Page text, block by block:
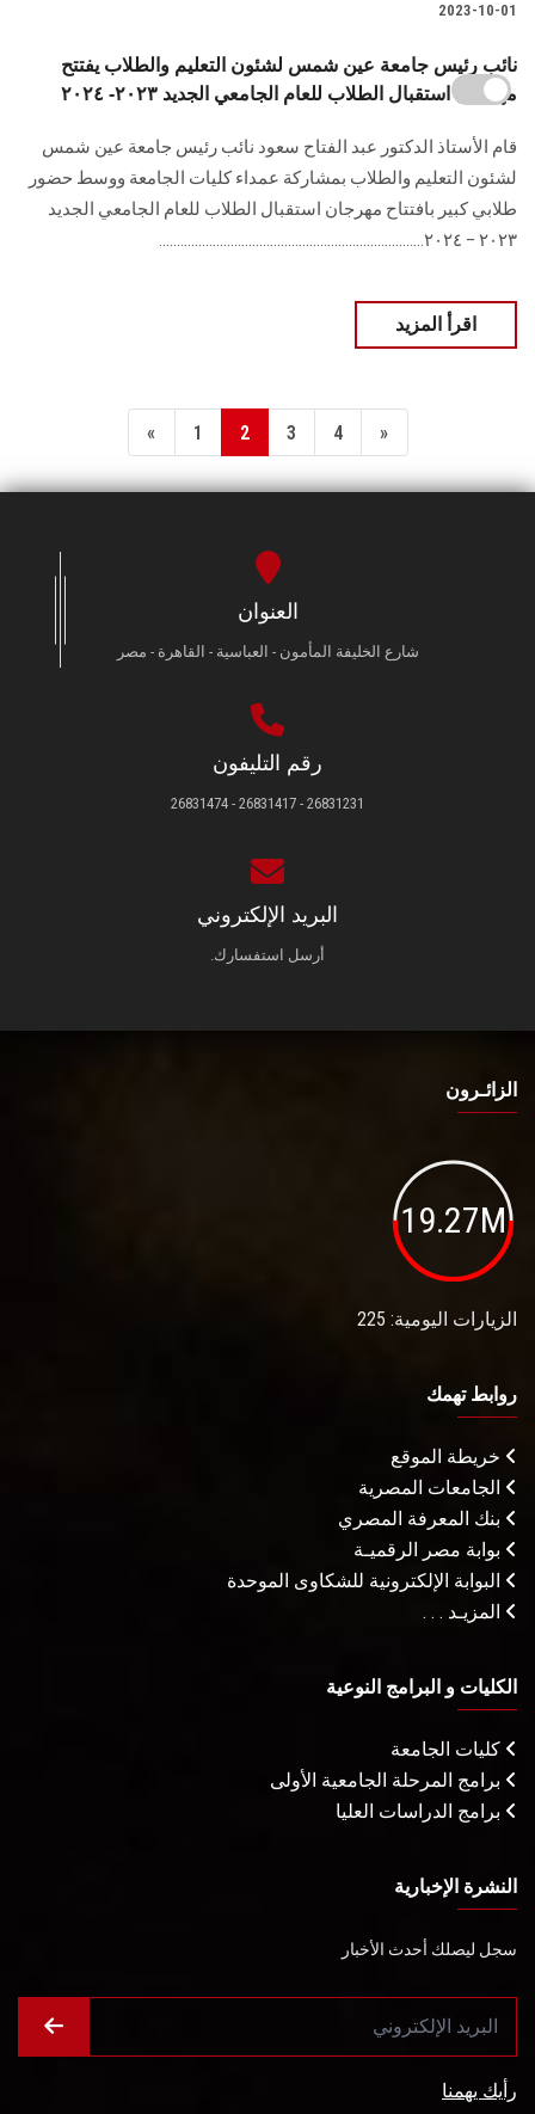
2023-10-01
نائب رئيس جامعة عين شمس لشئون التعليم والطلاب يفتتح
مهرجان استقبال الطلاب للعام الجامعي الجديد ٢٠٢٣- ٢٠٢٤
قام الأستاذ الدكتور عبد الفتاح سعود نائب رئيس جامعة عين شمس
لشئون التعليم والطلاب بمشاركة عمداء كليات الجامعة ووسط حضور
طلابي كبير بافتتاح مهرجان استقبال الطلاب للعام الجامعي الجديد
٢٠٢٣ – ٢٠٢٤..........................................................................
اقرأ المزيد
« 1 2 3 4 »
العنوان
شارع الخليفة المأمون - العباسية - القاهرة - مصر
رقم التليفون
26831231 - 26831417 - 26831474
البريد الإلكتروني
أرسل استفسارك.
الزائـرون
19.27M
الزيارات اليومية: 225
روابط تهمك
خريطة الموقع
الجامعات المصرية
بنك المعرفة المصري
بوابة مصر الرقميـة
البوابة الإلكترونية للشكاوى الموحدة
المزيـد . . .
الكليات و البرامج النوعية
كليات الجامعة
برامج المرحلة الجامعية الأولى
برامج الدراسات العليا
النشرة الإخبارية
سجل ليصلك أحدث الأخبار
رأيك يهمنا